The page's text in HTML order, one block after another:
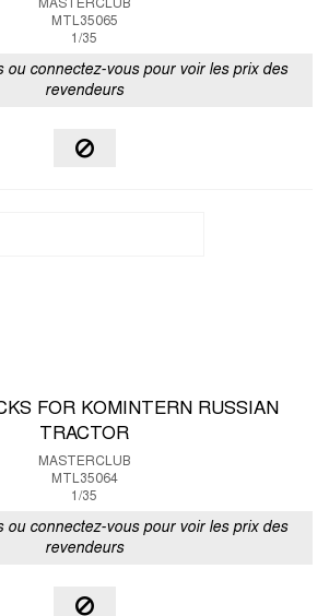
MASTERCLUB
MTL35065
1/35
ou connectez-vous pour voir les prix des
revendeurs
FOR KOMINTERN RUSSIAN
TRACTOR
MASTERCLUB
MTL35064
1/35
ou connectez-vous pour voir les prix des
revendeurs